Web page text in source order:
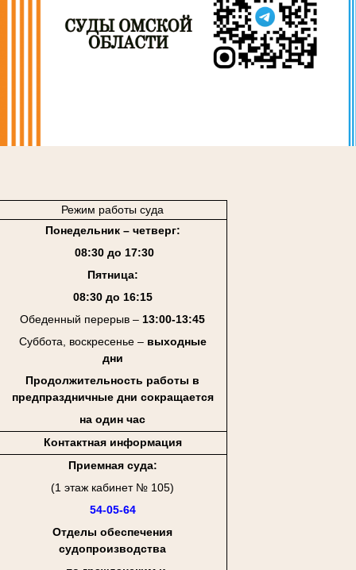
Режим работы суда
Понедельник – четверг:
08:30 до 17:30
Пятница:
08:30 до 16:15
Обеденный перерыв – 13:00-13:45
Суббота, воскресенье – выходные
дни
Продолжительность работы в
предпраздничные дни сокращается
на один час
Контактная информация
Приемная суда:
(1 этаж кабинет № 105)
54-05-64
Отделы обеспечения
судопроизводства